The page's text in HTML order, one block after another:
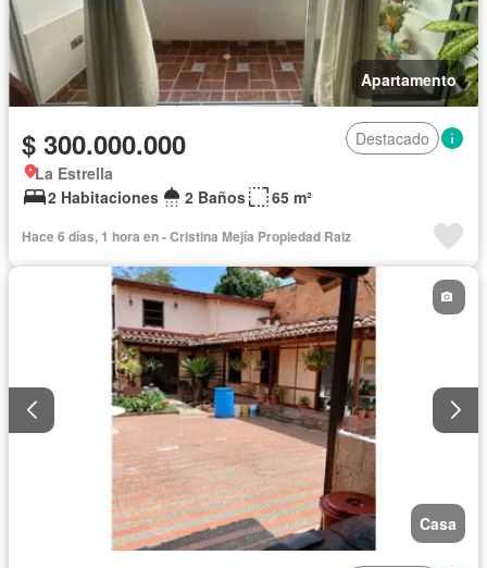
Apartamento
$ 300.000.000
Destacado
La Estrella
2 Habitaciones
2 Baños 65 m²
Hace 6 días, 1 hora en - Cristina Mejía Propiedad Raiz
Casa